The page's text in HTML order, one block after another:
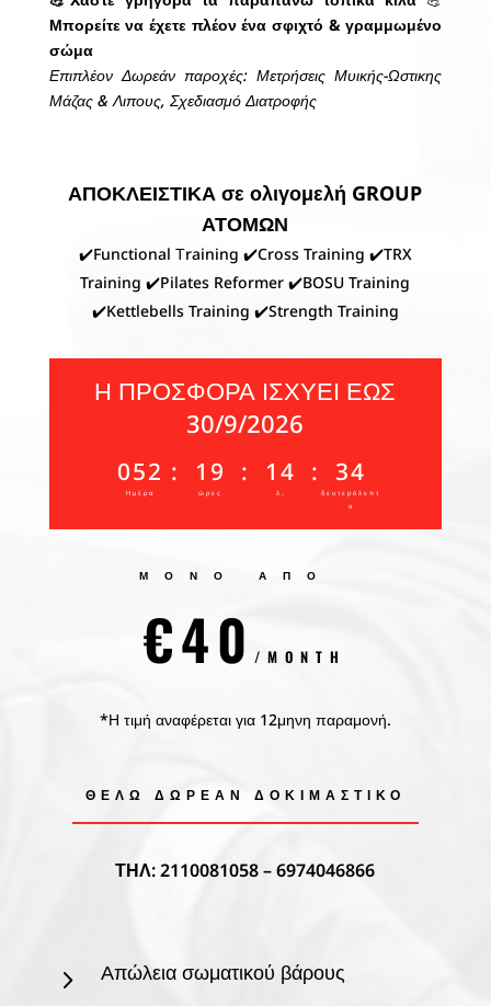
Μπορείτε να έχετε πλέον ένα σφιχτό & γραμμωμένο
σώμα
Επιπλέον Δωρεάν παροχές: Μετρήσεις Μυικής-Ωστικης
Μάζας & Λιπους, Σχεδιασμό Διατροφής
ΑΠΟΚΛΕΙΣΤΙΚΑ σε ολιγομελή GROUP
ΑΤΟΜΩΝ
✔️Functional Τraining ✔️Cross Training ✔️TRX
Training ✔️Pilates Reformer ✔️BOSU Training
✔️Kettlebells Training ✔️Strength Training
Η ΠΡΟΣΦΟΡΑ ΙΣΧΥΕΙ ΕΩΣ
30/9/2026
052
Ημέρα
: 19
ώρες
: 14
λ.
: 33
δευτερόλεπτ
α
ΜΟΝΟ ΑΠΟ
€40 /MONTH
*Η τιμή αναφέρεται για 12μηνη παραμονή.
ΘΕΛΩ ΔΩΡΕΑΝ ΔΟΚΙΜΑΣΤΙΚΌ
ΤΗΛ: 2110081058 – 6974046866
5 Απώλεια σωματικού βάρους